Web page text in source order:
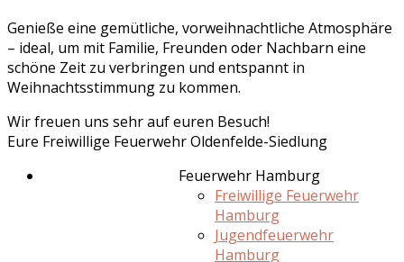
Genieße eine gemütliche, vorweihnachtliche Atmosphäre
– ideal, um mit Familie, Freunden oder Nachbarn eine
schöne Zeit zu verbringen und entspannt in
Weihnachtsstimmung zu kommen.
Wir freuen uns sehr auf euren Besuch!
Eure Freiwillige Feuerwehr Oldenfelde-Siedlung
Feuerwehr Hamburg
Freiwillige Feuerwehr
Hamburg
Jugendfeuerwehr
Hamburg